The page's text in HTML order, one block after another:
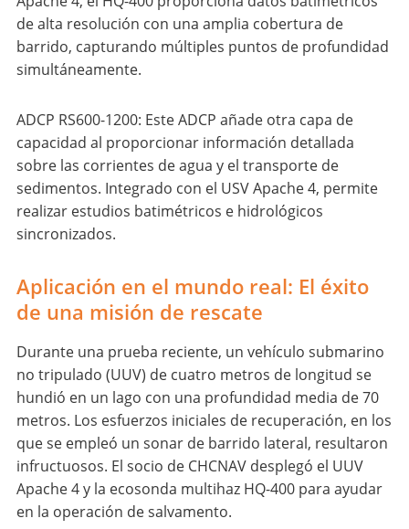
de alta resolución con una amplia cobertura de
barrido, capturando múltiples puntos de profundidad
simultáneamente.
ADCP RS600-1200: Este ADCP añade otra capa de
capacidad al proporcionar información detallada
sobre las corrientes de agua y el transporte de
sedimentos. Integrado con el USV Apache 4, permite
realizar estudios batimétricos e hidrológicos
sincronizados.
Aplicación en el mundo real: El éxito
de una misión de rescate
Durante una prueba reciente, un vehículo submarino
no tripulado (UUV) de cuatro metros de longitud se
hundió en un lago con una profundidad media de 70
metros. Los esfuerzos iniciales de recuperación, en los
que se empleó un sonar de barrido lateral, resultaron
infructuosos. El socio de CHCNAV desplegó el UUV
Apache 4 y la ecosonda multihaz HQ-400 para ayudar
en la operación de salvamento.